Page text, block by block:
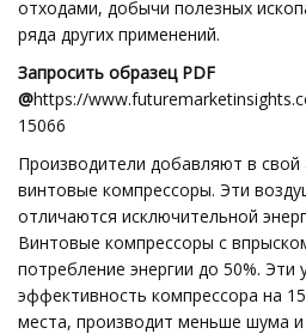
отходами, добычи полезных
ряда других применений.
Запросить образец PDF
@https://
15066
Производители добавляют в
винтовые компрессоры. Эти
отличаются исключительной
Винтовые компрессоры с
потребление энергии до 50%.
эффективность компрессора на
места, производит меньше шума и